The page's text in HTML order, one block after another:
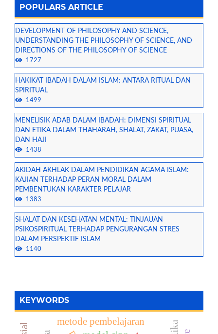
POPULARS ARTICLE
DEVELOPMENT OF PHILOSOPHY AND SCIENCE,
UNDERSTANDING THE PHILOSOPHY OF SCIENCE, AND
DIRECTIONS OF THE PHILOSOPHY OF SCIENCE
1727
HAKIKAT IBADAH DALAM ISLAM: ANTARA RITUAL DAN
SPIRITUAL
1499
MENELISIK ADAB DALAM IBADAH: DIMENSI SPIRITUAL
DAN ETIKA DALAM THAHARAH, SHALAT, ZAKAT, PUASA,
DAN HAJI
1438
AKIDAH AKHLAK DALAM PENDIDIKAN AGAMA ISLAM:
KAJIAN TERHADAP PERAN MORAL DALAM
PEMBENTUKAN KARAKTER PELAJAR
1383
SHALAT DAN KESEHATAN MENTAL: TINJAUAN
PSIKOSPIRITUAL TERHADAP PENGURANGAN STRES
DALAM PERSPEKTIF ISLAM
1140
KEYWORDS
metode pembelajaran